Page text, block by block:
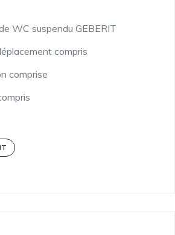
WC suspendu GEBERIT
compris
comprise